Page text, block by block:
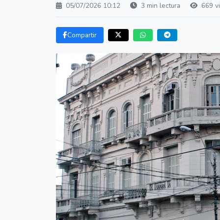
05/07/2026 10:12 3 min lectura 669
Compartir